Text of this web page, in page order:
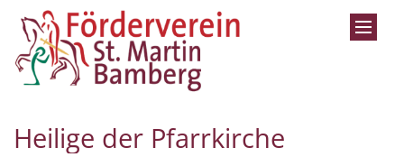
Zum Inhalt springen
Heilige der Pfarrkirche